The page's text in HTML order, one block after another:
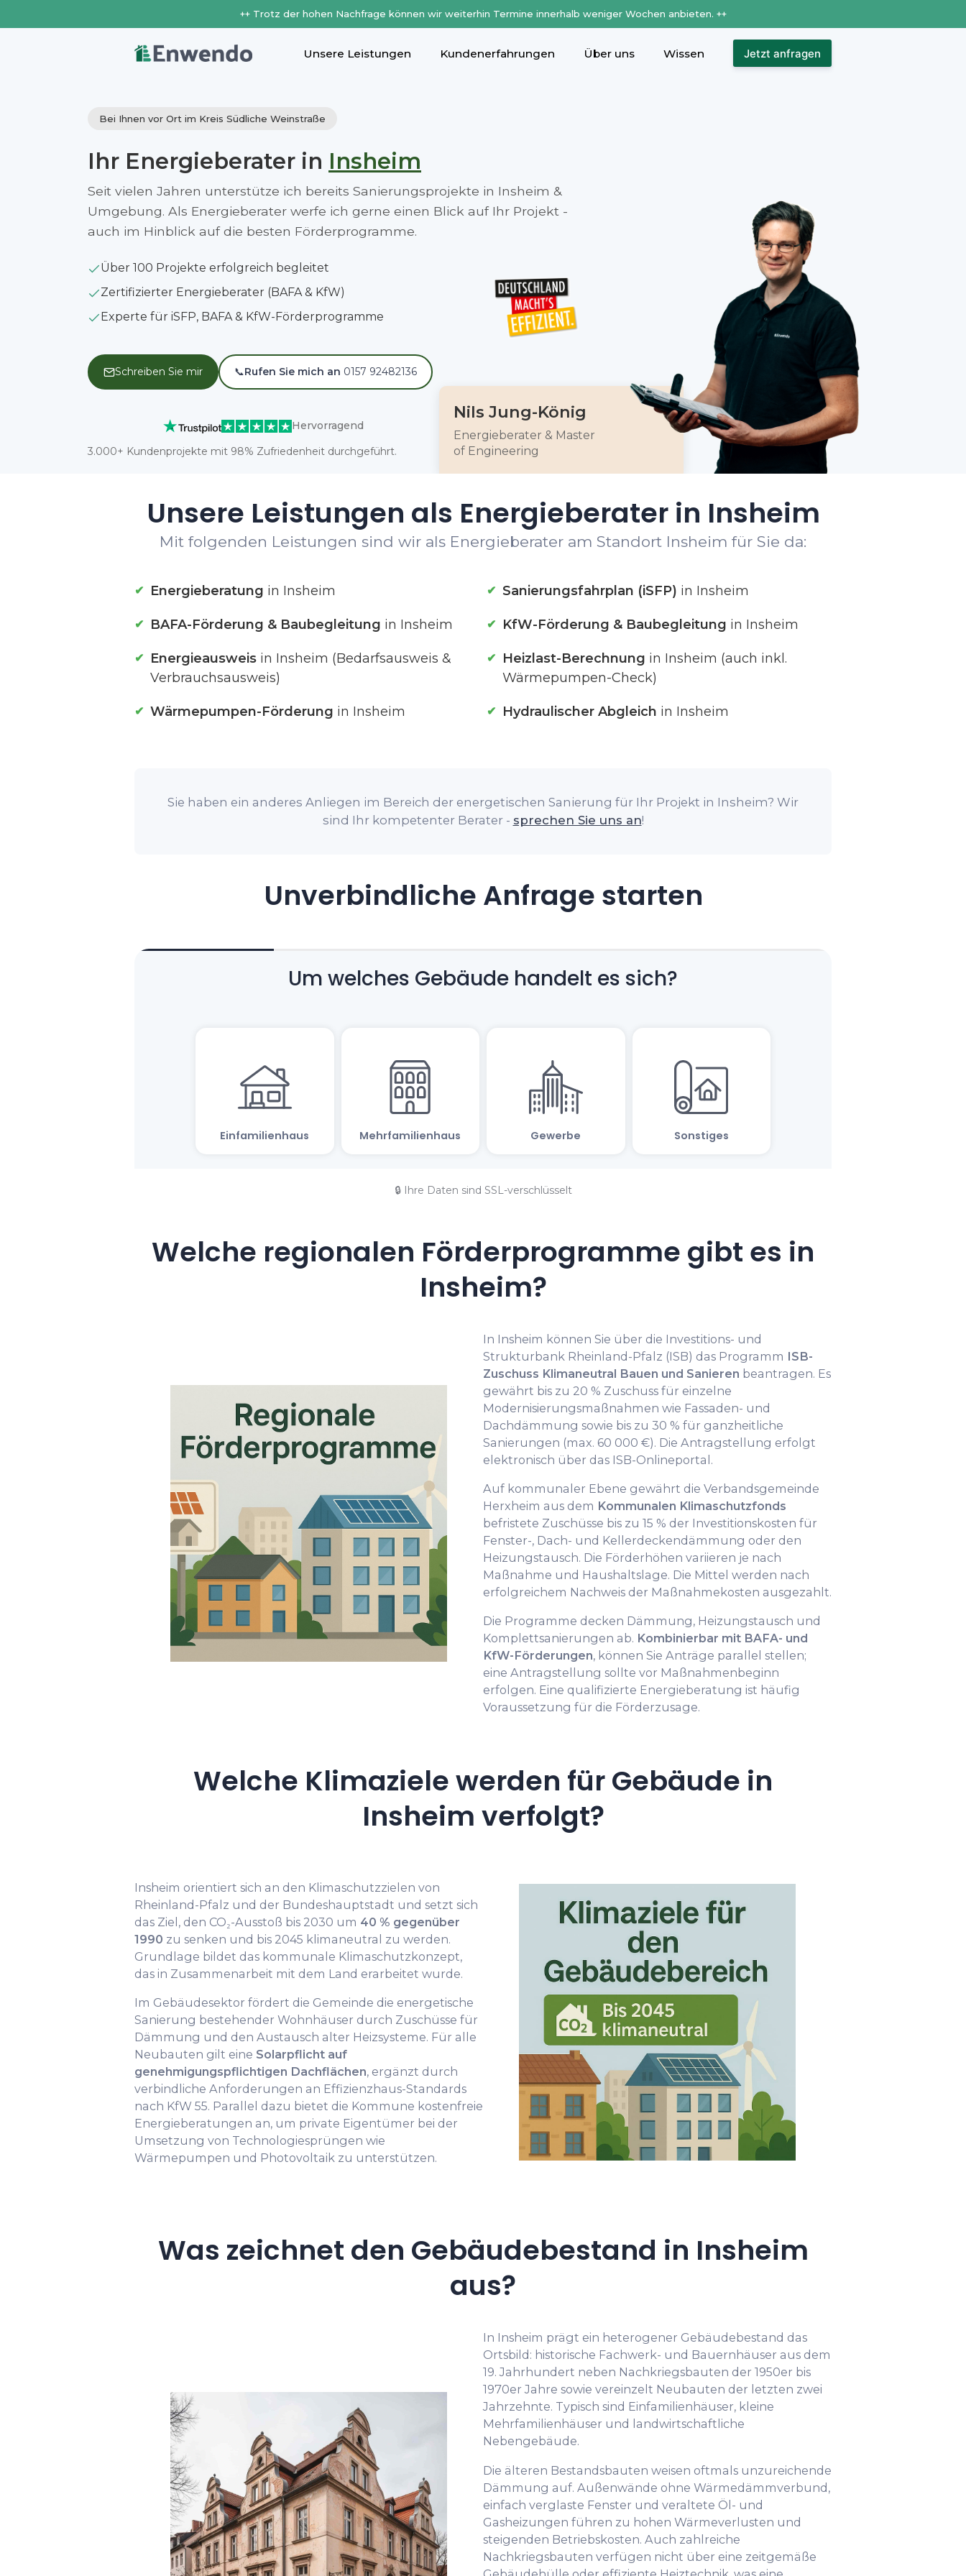
++ Trotz der hohen Nachfrage können wir weiterhin Termine innerhalb weniger Wochen anbieten. ++
Unsere Leistungen Kundenerfahrungen Über uns Wissen Jetzt anfragen
Bei Ihnen vor Ort im Kreis Südliche Weinstraße
Ihr Energieberater in Insheim
Seit vielen Jahren unterstütze ich bereits Sanierungsprojekte in Insheim &
Umgebung. Als Energieberater werfe ich gerne einen Blick auf Ihr Projekt -
auch im Hinblick auf die besten Förderprogramme.
Über 100 Projekte erfolgreich begleitet
Zertifizierter Energieberater (BAFA & KfW)
Experte für iSFP, BAFA & KfW-Förderprogramme
Schreiben Sie mir 📞Rufen Sie mich an 0157 92482136
Hervorragend
3.000+ Kundenprojekte mit 98% Zufriedenheit durchgeführt.
Nils Jung-König
Energieberater & Master
of Engineering
Unsere Leistungen als Energieberater in Insheim
Mit folgenden Leistungen sind wir als Energieberater am Standort Insheim für Sie da:
Energieberatung in Insheim Sanierungsfahrplan (iSFP) in Insheim
BAFA-Förderung & Baubegleitung in Insheim KfW-Förderung & Baubegleitung in Insheim
Energieausweis in Insheim (Bedarfsausweis &
Verbrauchsausweis)
Heizlast-Berechnung in Insheim (auch inkl.
Wärmepumpen-Check)
Wärmepumpen-Förderung in Insheim Hydraulischer Abgleich in Insheim
Sie haben ein anderes Anliegen im Bereich der energetischen Sanierung für Ihr Projekt in Insheim? Wir
sind Ihr kompetenter Berater - sprechen Sie uns an!
Unverbindliche Anfrage starten
🔒 Ihre Daten sind SSL-verschlüsselt
Welche regionalen Förderprogramme gibt es in
Insheim?
In Insheim können Sie über die Investitions- und
Strukturbank Rheinland-Pfalz (ISB) das Programm ISB-
Zuschuss Klimaneutral Bauen und Sanieren beantragen. Es
gewährt bis zu 20 % Zuschuss für einzelne
Modernisierungsmaßnahmen wie Fassaden- und
Dachdämmung sowie bis zu 30 % für ganzheitliche
Sanierungen (max. 60 000 €). Die Antragstellung erfolgt
elektronisch über das ISB-Onlineportal.
Auf kommunaler Ebene gewährt die Verbandsgemeinde
Herxheim aus dem Kommunalen Klimaschutzfonds
befristete Zuschüsse bis zu 15 % der Investitionskosten für
Fenster-, Dach- und Kellerdeckendämmung oder den
Heizungstausch. Die Förderhöhen variieren je nach
Maßnahme und Haushaltslage. Die Mittel werden nach
erfolgreichem Nachweis der Maßnahmekosten ausgezahlt.
Die Programme decken Dämmung, Heizungstausch und
Komplettsanierungen ab. Kombinierbar mit BAFA- und
KfW-Förderungen, können Sie Anträge parallel stellen;
eine Antragstellung sollte vor Maßnahmenbeginn
erfolgen. Eine qualifizierte Energieberatung ist häufig
Voraussetzung für die Förderzusage.
Welche Klimaziele werden für Gebäude in
Insheim verfolgt?
Insheim orientiert sich an den Klimaschutzzielen von
Rheinland-Pfalz und der Bundeshauptstadt und setzt sich
das Ziel, den CO₂-Ausstoß bis 2030 um 40 % gegenüber
1990 zu senken und bis 2045 klimaneutral zu werden.
Grundlage bildet das kommunale Klimaschutzkonzept,
das in Zusammenarbeit mit dem Land erarbeitet wurde.
Im Gebäudesektor fördert die Gemeinde die energetische
Sanierung bestehender Wohnhäuser durch Zuschüsse für
Dämmung und den Austausch alter Heizsysteme. Für alle
Neubauten gilt eine Solarpflicht auf
genehmigungspflichtigen Dachflächen, ergänzt durch
verbindliche Anforderungen an Effizienzhaus-Standards
nach KfW 55. Parallel dazu bietet die Kommune kostenfreie
Energieberatungen an, um private Eigentümer bei der
Umsetzung von Technologiesprüngen wie
Wärmepumpen und Photovoltaik zu unterstützen.
Was zeichnet den Gebäudebestand in Insheim
aus?
In Insheim prägt ein heterogener Gebäudebestand das
Ortsbild: historische Fachwerk- und Bauernhäuser aus dem
19. Jahrhundert neben Nachkriegsbauten der 1950er bis
1970er Jahre sowie vereinzelt Neubauten der letzten zwei
Jahrzehnte. Typisch sind Einfamilienhäuser, kleine
Mehrfamilienhäuser und landwirtschaftliche
Nebengebäude.
Die älteren Bestandsbauten weisen oftmals unzureichende
Dämmung auf. Außenwände ohne Wärmedämmverbund,
einfach verglaste Fenster und veraltete Öl- und
Gasheizungen führen zu hohen Wärmeverlusten und
steigenden Betriebskosten. Auch zahlreiche
Nachkriegsbauten verfügen nicht über eine zeitgemäße